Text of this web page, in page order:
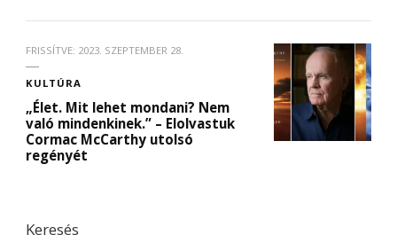
FRISSÍTVE: 2023. SZEPTEMBER 28.
KULTÚRA
„Élet. Mit lehet mondani? Nem
való mindenkinek.” – Elolvastuk
Cormac McCarthy utolsó
regényét
Keresés